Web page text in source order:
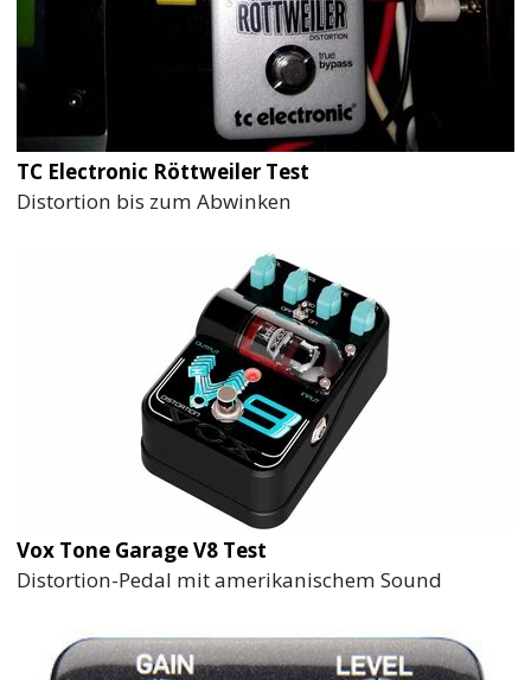
TC Electronic Röttweiler Test
Distortion bis zum Abwinken
Vox Tone Garage V8 Test
Distortion-Pedal mit amerikanischem Sound